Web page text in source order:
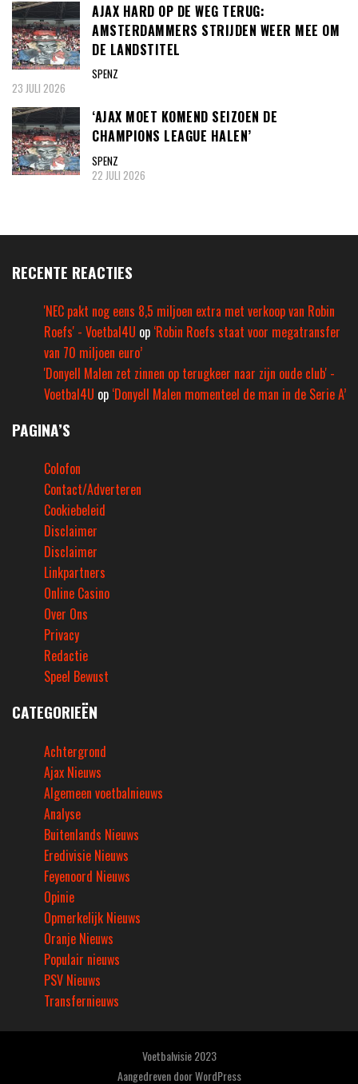
AJAX HARD OP DE WEG TERUG:
AMSTERDAMMERS STRIJDEN WEER MEE OM
DE LANDSTITEL
SPENZ
23 JULI 2026
‘AJAX MOET KOMEND SEIZOEN DE
CHAMPIONS LEAGUE HALEN’
SPENZ
22 JULI 2026
RECENTE REACTIES
'NEC pakt nog eens 8,5 miljoen extra met verkoop van Robin
Roefs' - Voetbal4U op ‘Robin Roefs staat voor megatransfer
van 70 miljoen euro’
'Donyell Malen zet zinnen op terugkeer naar zijn oude club' -
Voetbal4U op ‘Donyell Malen momenteel de man in de Serie A’
PAGINA’S
Colofon
Contact/Adverteren
Cookiebeleid
Disclaimer
Disclaimer
Linkpartners
Online Casino
Over Ons
Privacy
Redactie
Speel Bewust
CATEGORIEËN
Achtergrond
Ajax Nieuws
Algemeen voetbalnieuws
Analyse
Buitenlands Nieuws
Eredivisie Nieuws
Feyenoord Nieuws
Opinie
Opmerkelijk Nieuws
Oranje Nieuws
Populair nieuws
PSV Nieuws
Transfernieuws
Voetbalvisie 2023
Aangedreven doorWordPress